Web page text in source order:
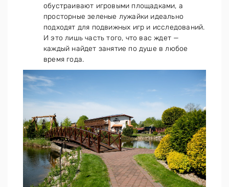
обустраивают игровыми площадками, а
просторные зеленые лужайки идеально
подходят для подвижных игр и исследований.
И это лишь часть того, что вас ждет —
каждый найдет занятие по душе в любое
время года.